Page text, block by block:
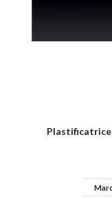
Plastificatrice